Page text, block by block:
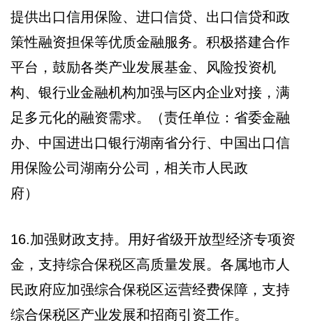
提供出口信用保险、进口信贷、出口信贷和政
策性融资担保等优质金融服务。积极搭建合作
平台，鼓励各类产业发展基金、风险投资机
构、银行业金融机构加强与区内企业对接，满
足多元化的融资需求。（责任单位：省委金融
办、中国进出口银行湖南省分行、中国出口信
用保险公司湖南分公司，相关市人民政
府）
16.加强财政支持。用好省级开放型经济专项资
金，支持综合保税区高质量发展。各属地市人
民政府应加强综合保税区运营经费保障，支持
综合保税区产业发展和招商引资工作。